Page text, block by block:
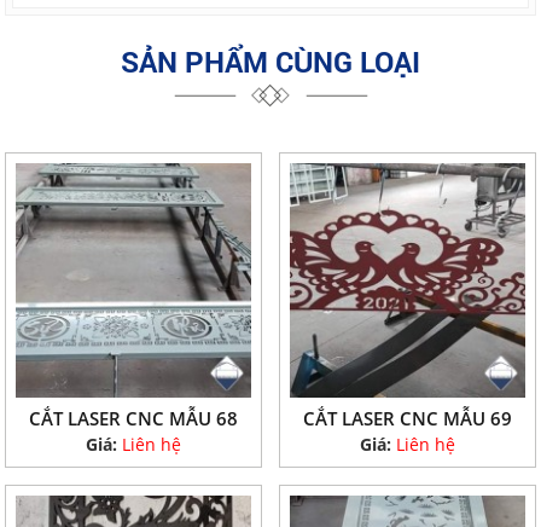
SẢN PHẨM CÙNG LOẠI
CẮT LASER CNC MẪU 68
Giá: Liên hệ
CẮT LASER CNC MẪU 69
Giá: Liên hệ